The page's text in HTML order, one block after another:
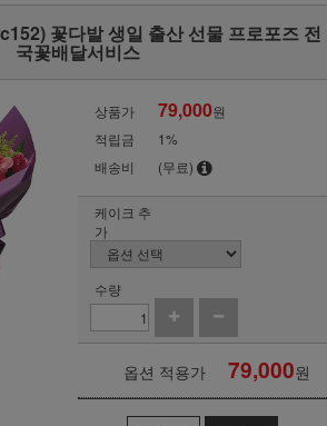
꽃다발 생일 출산 선물 프로포즈 전
국꽃배달서비스
상품가 79,000원
적립금
1%
배송비
(무료)
케이크 추
가
수량
옵션 적용가 79,000원